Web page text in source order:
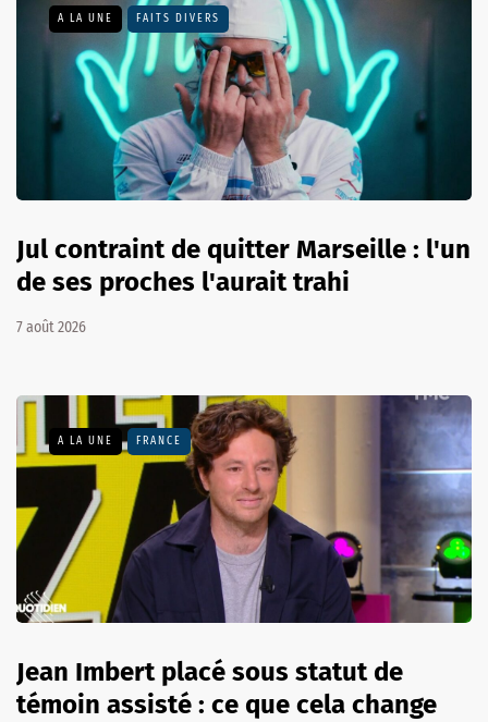
A LA UNE FAITS DIVERS
Jul contraint de quitter Marseille : l'un
de ses proches l'aurait trahi
7 août 2026
A LA UNE FRANCE
Jean Imbert placé sous statut de
témoin assisté : ce que cela change